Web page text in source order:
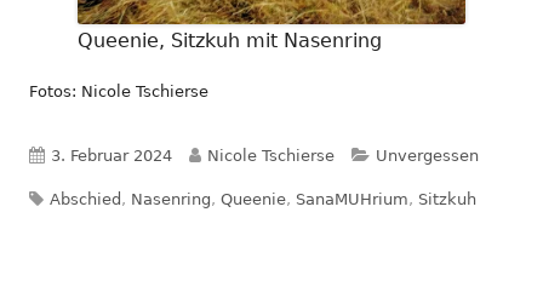
Queenie, Sitzkuh mit Nasenring
Fotos: Nicole Tschierse
Veröffentlicht
am
3. Februar 2024 Autor
Nicole Tschierse Kategorien
Unvergessen
Schlagwörter
Abschied , Nasenring, Queenie, SanaMUHrium, Sitzkuh